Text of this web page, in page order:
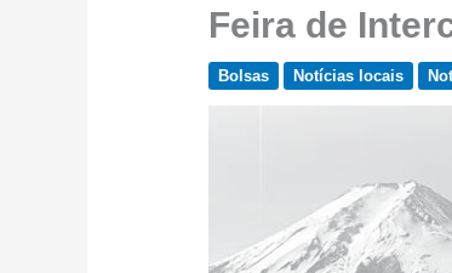
Feira de
Bolsas Notícias locais